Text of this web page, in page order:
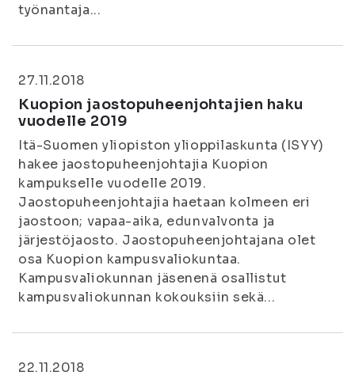
työnantaja...
27.11.2018
Kuopion jaostopuheenjohtajien haku
vuodelle 2019
Itä-Suomen yliopiston ylioppilaskunta (ISYY)
hakee jaostopuheenjohtajia Kuopion
kampukselle vuodelle 2019.
Jaostopuheenjohtajia haetaan kolmeen eri
jaostoon; vapaa-aika, edunvalvonta ja
järjestöjaosto. Jaostopuheenjohtajana olet
osa Kuopion kampusvaliokuntaa.
Kampusvaliokunnan jäsenenä osallistut
kampusvaliokunnan kokouksiin sekä...
22.11.2018